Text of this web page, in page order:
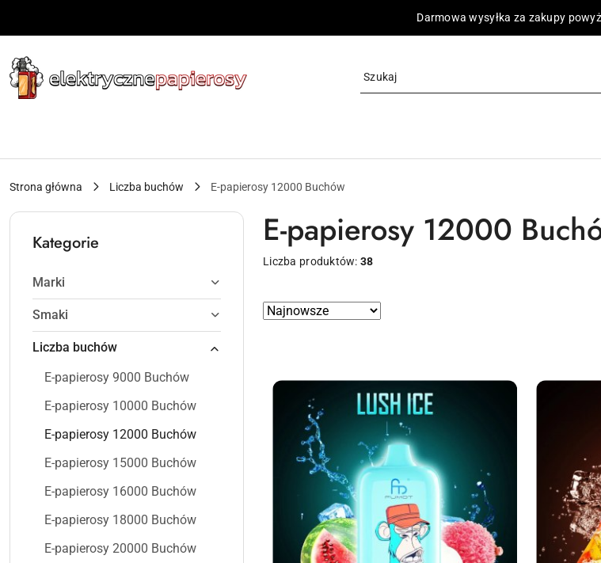
Darmowa wysyłka za zakupy
Strona główna Liczba buchów E-papierosy 12000 Buchów
Kategorie
Marki
Smaki
Liczba buchów
E-papierosy 9000 Buchów
E-papierosy 10000 Buchów
E-papierosy 12000 Buchów
E-papierosy 15000 Buchów
E-papierosy 16000 Buchów
E-papierosy 18000 Buchów
E-papierosy 20000 Buchów
E-papierosy 12000
Liczba produktów:38
Zastosowano
Sortuj